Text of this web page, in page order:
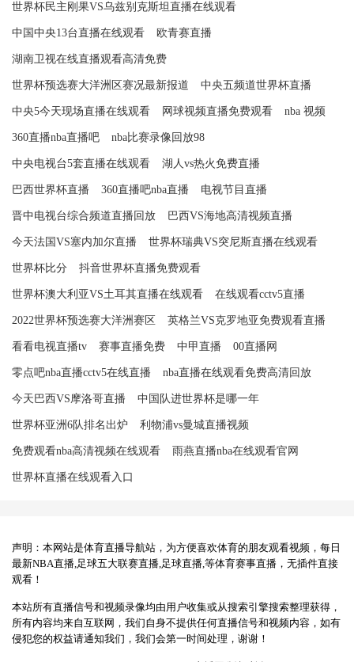
世界杯民主刚果VS乌兹别克斯坦直播在线观看
中国中央13台直播在线观看 欧青赛直播
湖南卫视在线直播观看高清免费
世界杯预选赛大洋洲区赛况最新报道 中央五频道世界杯直播
中央5今天现场直播在线观看 网球视频直播免费观看 nba 视频
360直播nba直播吧 nba比赛录像回放98
中央电视台5套直播在线观看 湖人vs热火免费直播
巴西世界杯直播 360直播吧nba直播 电视节目直播
晋中电视台综合频道直播回放 巴西VS海地高清视频直播
今天法国VS塞内加尔直播 世界杯瑞典VS突尼斯直播在线观看
世界杯比分 抖音世界杯直播免费观看
世界杯澳大利亚VS土耳其直播在线观看 在线观看cctv5直播
2022世界杯预选赛大洋洲赛区 英格兰VS克罗地亚免费观看直播
看看电视直播tv 赛事直播免费 中甲直播 00直播网
零点吧nba直播cctv5在线直播 nba直播在线观看免费高清回放
今天巴西VS摩洛哥直播 中国队进世界杯是哪一年
世界杯亚洲6队排名出炉 利物浦vs曼城直播视频
免费观看nba高清视频在线观看 雨燕直播nba在线观看官网
世界杯直播在线观看入口
声明：本网站是体育直播导航站，为方便喜欢体育的朋友观看视频，每日
最新NBA直播,足球五大联赛直播,足球直播,等体育赛事直播，无插件直接
观看！
本站所有直播信号和视频录像均由用户收集或从搜索引擎搜索整理获得，
所有内容均来自互联网，我们自身不提供任何直播信号和视频内容，如有
侵犯您的权益请通知我们，我们会第一时间处理，谢谢！